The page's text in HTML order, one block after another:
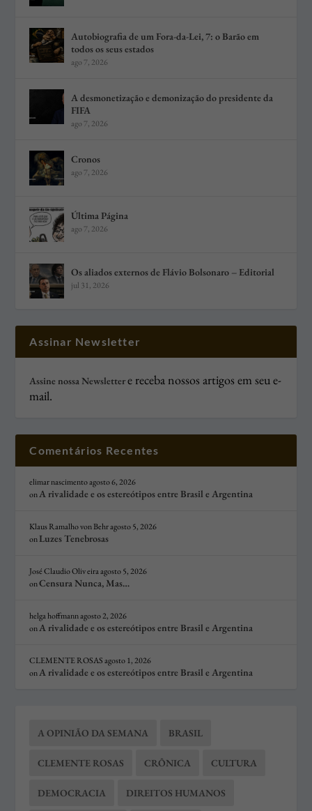
Autobiografia de um Fora-da-Lei, 7: o Barão em
todos os seus estados
ago 7, 2026
A desmonetização e demonização do presidente da
FIFA
ago 7, 2026
Cronos
ago 7, 2026
Última Página
ago 7, 2026
Os aliados externos de Flávio Bolsonaro – Editorial
jul 31, 2026
Assinar Newsletter
Assine nossa Newslettere receba nossos artigos em seu e-
mail.
Comentários Recentes
elimar nascimentoagosto 6, 2026
onA rivalidade e os estereótipos entre Brasil e Argentina
Klaus Ramalho von Behragosto 5, 2026
onLuzes Tenebrosas
José Claudio Oliv eiraagosto 5, 2026
onCensura Nunca, Mas…
helga hoffmannagosto 2, 2026
onA rivalidade e os estereótipos entre Brasil e Argentina
CLEMENTE ROSAS agosto 1, 2026
onA rivalidade e os estereótipos entre Brasil e Argentina
A OPINIÃO DA SEMANA BRASIL
CLEMENTE ROSAS CRÔNICA CULTURA
DEMOCRACIA DIREITOS HUMANOS